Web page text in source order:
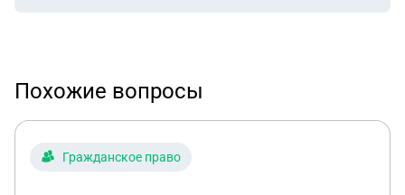
Похожие вопросы
Гражданское право